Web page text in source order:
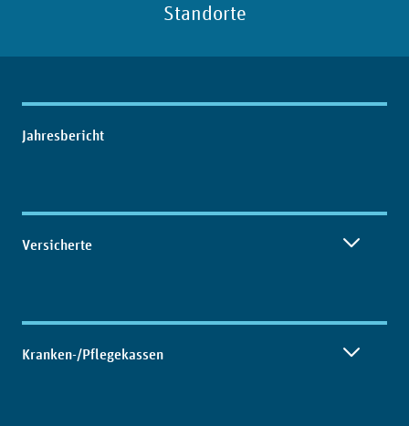
Standorte
Inhaltsübersicht
Jahresbericht
Versicherte
Kranken-/Pflegekassen